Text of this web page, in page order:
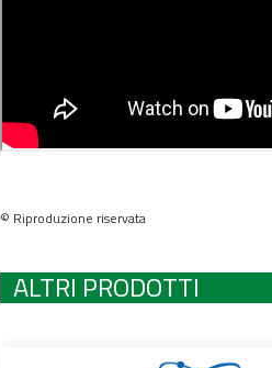
© Riproduzione riservata
ALTRI PRODOTTI